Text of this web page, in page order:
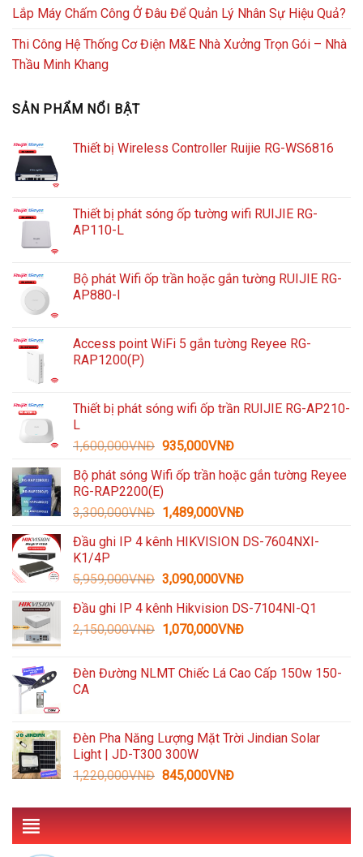
Lắp Máy Chấm Công Ở Đâu Để Quản Lý Nhân Sự Hiệu Quả?
Thi Công Hệ Thống Cơ Điện M&E Nhà Xưởng Trọn Gói – Nhà
Thầu Minh Khang
SẢN PHẨM NỔI BẬT
Thiết bị Wireless Controller Ruijie RG-WS6816
Thiết bị phát sóng ốp tường wifi RUIJIE RG-
AP110-L
Bộ phát Wifi ốp trần hoặc gắn tường RUIJIE RG-
AP880-I
Access point WiFi 5 gắn tường Reyee RG-
RAP1200(P)
Thiết bị phát sóng wifi ốp trần RUIJIE RG-AP210-
L
1,600,000VNĐ Giá
là:
1,600,000VNĐ.
935,000VNĐGiá
tại
935,000VNĐ.
Bộ phát sóng Wifi ốp trần hoặc gắn tường Reyee
RG-RAP2200(E)
3,300,000VNĐ Giá
là:
1,489,000VNĐGiá
tại
1,489,000VNĐ.
Đầu ghi IP 4 kênh HIKVISION DS-7604NXI-
K1/4P
5,959,000VNĐ Giá
là:
5,959,000VNĐ.
3,090,000VNĐGiá
tại
là:
Đầu ghi IP 4 kênh Hikvision DS-7104NI-Q1
2,150,000VNĐ Giá
2,150,000VNĐ.
1,070,000VNĐGiá
là:
Đèn Đường NLMT Chiếc Lá Cao Cấp 150w 150-
CA
Đèn Pha Năng Lượng Mặt Trời Jindian Solar
Light | JD-T300 300W
1,220,000VNĐ Giá
là:
845,000VNĐGiá
tại
845,000VNĐ.